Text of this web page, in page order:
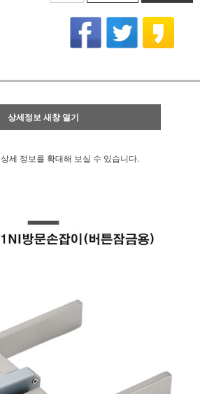
상세정보 새창 열기
상세 정보를 확대해 보실 수 있습니다.